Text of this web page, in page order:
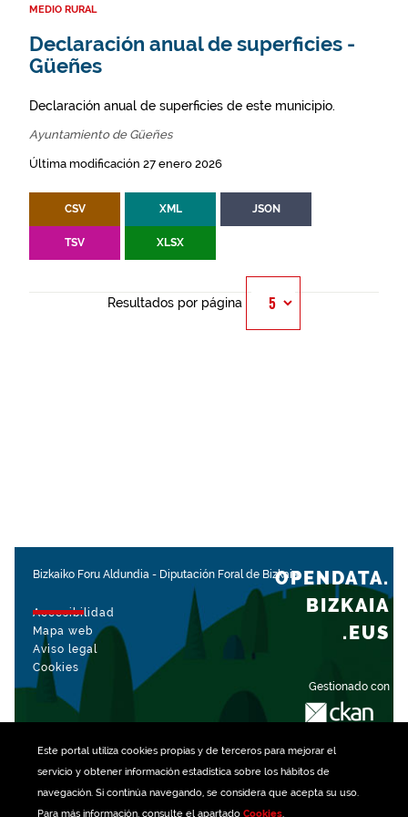
Este portal utiliza cookiespropias y de terceros para mejorar el
servicio y obtener información estadística sobre los hábitos de
navegación. Si continúa navegando, se considera que acepta su uso.
Para más información, consulte el apartado Cookies.
MEDIO RURAL
Declaración anual de superficies -
Güeñes
Declaración anual de superficies de este municipio.
Ayuntamiento de Güeñes
Última modificación 27 enero 2026
CSV XML JSON
TSV XLSX
Resultados por página
Bizkaiko Foru Aldundia - Diputación Foral de Bizkaia
Accesibilidad
Mapa web
Aviso legal
Cookies
Gestionado con
OPENDATA.
BIZKAIA
.EUS